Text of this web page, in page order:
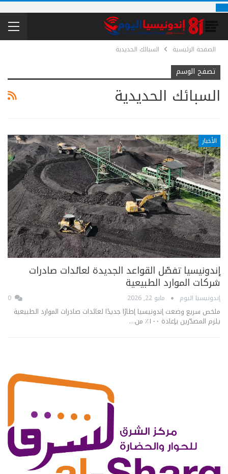
الصفحة الرئيسية السبائك الحديدية
تصفح الوسم
السبائك الحديدية
الأخبار
إندونيسيا تفصّل القواعد الجديدة لعائدات صادرات
شركات الموارد الطبيعية
إندونيسيا اليوم مايو 22, 2026
ملخص سريع وضعت إندونيسيا إطارًا جديدًا لعائدات صادرات الموارد الطبيعية
يلزم المصدّرين بإعادة ١٠٠٪ من…